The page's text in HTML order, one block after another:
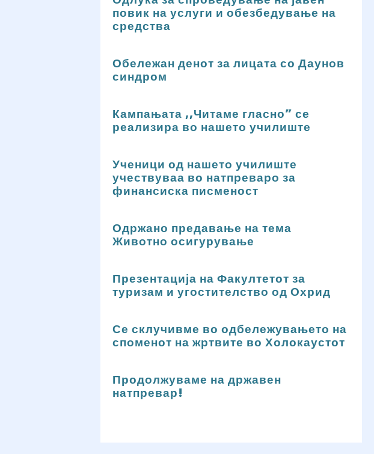
повик на услуги и обезбедување на
средства
Обележан денот за лицата со Даунов
синдром
Кампањата ,,Читаме гласно” се
реализира во нашето училиште
Ученици од нашето училиште
учествуваа во натпреваро за
финансиска писменост
Одржано предавање на тема
Животно осигурување
Презентација на Факултетот за
туризам и угостителство од Охрид
Се склучивме во одбележувањето на
споменот на жртвите во Холокаустот
Продолжуваме на државен
натпревар!